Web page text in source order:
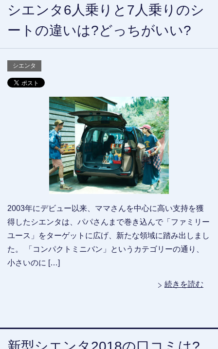
シエンタ6人乗りと7人乗りのシ
ートの違いは?どっちがいい?
シエンタ
2003年にデビュー以来、ママさんを中心に高い支持を獲
得したシエンタは、パパさんまで巻き込んで「ファミリー
ユース」をターゲットに広げ、新たな領域に踏み出しまし
た。 「コンパクトミニバン」というカテゴリーの通り、
小さいのに […]
続きを読む